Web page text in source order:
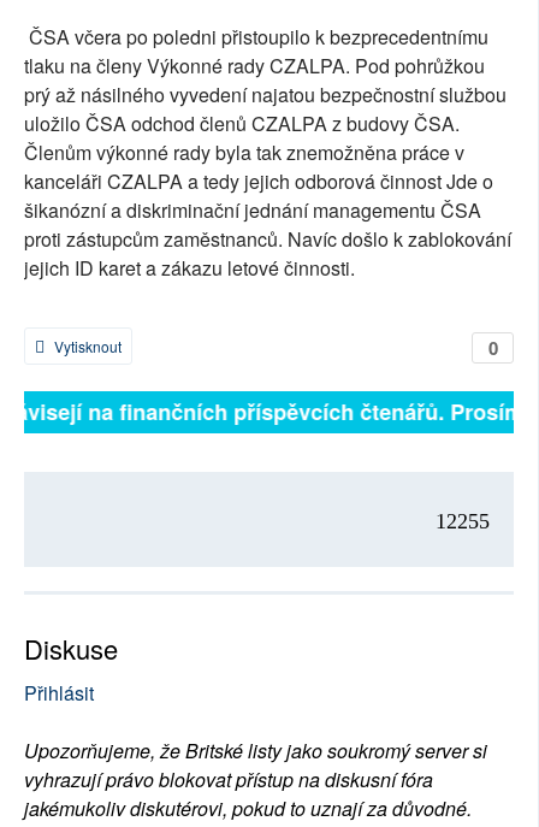
ČSA včera po poledni přistoupilo k bezprecedentnímu
tlaku na členy Výkonné rady CZALPA. Pod pohrůžkou
prý až násilného vyvedení najatou bezpečnostní službou
uložilo ČSA odchod členů CZALPA z budovy ČSA.
Členům výkonné rady byla tak znemožněna práce v
kanceláři CZALPA a tedy jejich odborová činnost Jde o
šikanózní a diskriminační jednání managementu ČSA
proti zástupcům zaměstnanců. Navíc došlo k zablokování
jejich ID karet a zákazu letové činnosti.
0
Vytisknout
na finančních příspěvcích čtenářů.
12255
Diskuse
Přihlásit
Upozorňujeme, že Britské listy jako soukromý server si
vyhrazují právo blokovat přístup na diskusní fóra
jakémukoliv diskutérovi, pokud to uznají za důvodné.